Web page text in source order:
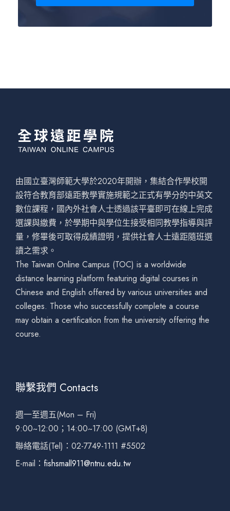
由國立臺灣師範大學於2020年開辦，集結合作學校開
設符合教育部遠距教學實施規範之正式有學分的中英文
數位課程，國內外社會人士透過該平臺即可在線上完成
選課與繳費，於學期中與學位生接受相同教學指導與評
量，修畢後可取得成績證明，提供社會人士遠距隨班選
讀之需求。
The Taiwan Online Campus (TOC) is a worldwide
distance learning platform featuring digital courses in
Chinese and English offered by various universities and
colleges. Those who successfully complete a course
may obtain a certification from the university offering the
course.
聯繫我們 Contacts
週一至週五(Mon – Fri)
9:00~12:00；14:00~17:00 (GMT+8)
聯絡電話(Tel)：02-7749-1111 #5502
E-mail： fishsmall911@ntnu.edu.tw